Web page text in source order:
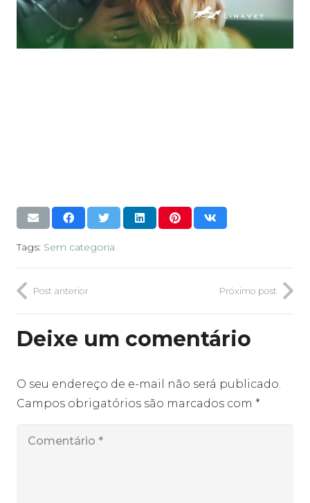
Tags: Sem categoria
Post anterior Próximo post
Deixe um comentário
O seu endereço de e-mail não será publicado.
Campos obrigatórios são marcados com *